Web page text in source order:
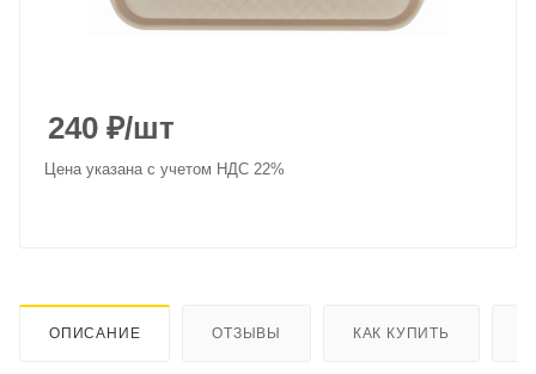
240 ₽/шт
Цена указана с учетом НДС 22%
ОПИСАНИЕ ОТЗЫВЫ КАК КУПИТЬ